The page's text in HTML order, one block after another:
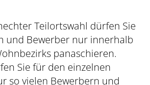
Teilortswahl dürfen Sie
und Bewerber nur innerhalb
panaschieren.
Sie für den einzelnen
so vielen Bewerbern und